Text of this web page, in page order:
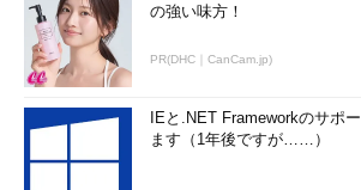
の強い味方！
PR(DHC｜CanCam.jp)
IEと.NET Frameworkのサポ
ます（1年後ですが……）